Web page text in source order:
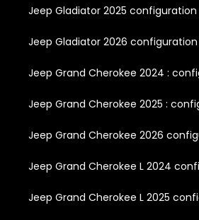
Jeep Gladiator 2025
Jeep Gladiator 2026
Jeep Grand Cherokee 2024 :
Jeep Grand Cherokee 2025 :
Jeep Grand Cherokee 2026
Jeep Grand Cherokee L 2024
Jeep Grand Cherokee L 2025